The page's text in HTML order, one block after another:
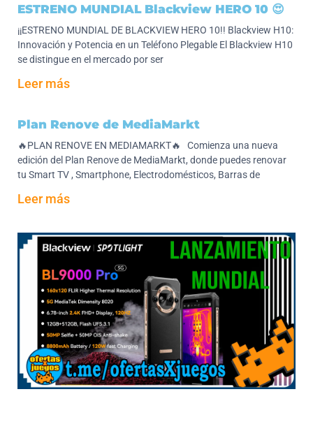
ESTRENO MUNDIAL Blackview HERO 10 😍
¡¡ESTRENO MUNDIAL DE BLACKVIEW HERO 10!! Blackview H10:
Innovación y Potencia en un Teléfono Plegable El Blackview H10
se distingue en el mercado por ser
Leer más
Plan Renove de MediaMarkt
🔥PLAN RENOVE EN MEDIAMARKT🔥 Comienza una nueva
edición del Plan Renove de MediaMarkt, donde puedes renovar
tu Smart TV , Smartphone, Electrodomésticos, Barras de
Leer más